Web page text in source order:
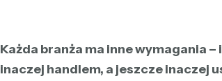
Każda branża ma inne wymagania
inaczej handlem, a jeszcze inaczej